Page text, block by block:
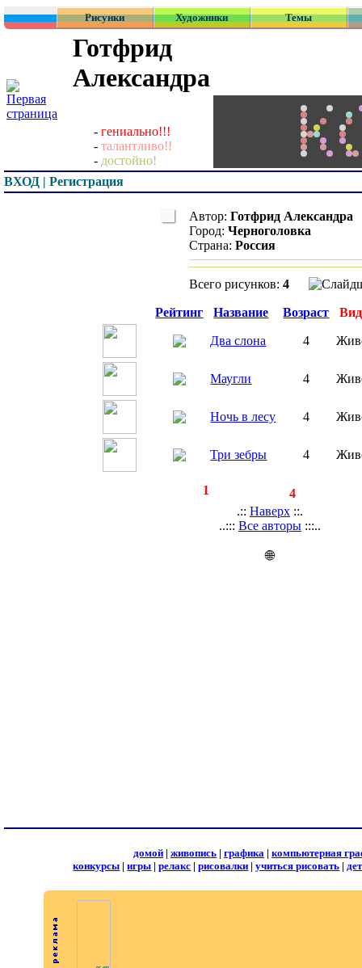
Рисунки Художники Темы
Готфрид
Александра
- гениально!!!
- талантливо!!
- достойно!
ВХОД | Регистрация
Автор: Готфрид Александра
Город: Черноголовка
Страна: Россия
Всего рисунков: 4
Рейтинг Название Возраст Вид
Два слона 4
Маугли 4
Ночь в лесу 4
Три зебры 4
1 записей:4
.:: Наверх ::.
..::: Все авторы :::..
🌐
домой | живопись | графика | компьютерная
конкурсы |игры |релакс |рисовалки |учиться рисовать |